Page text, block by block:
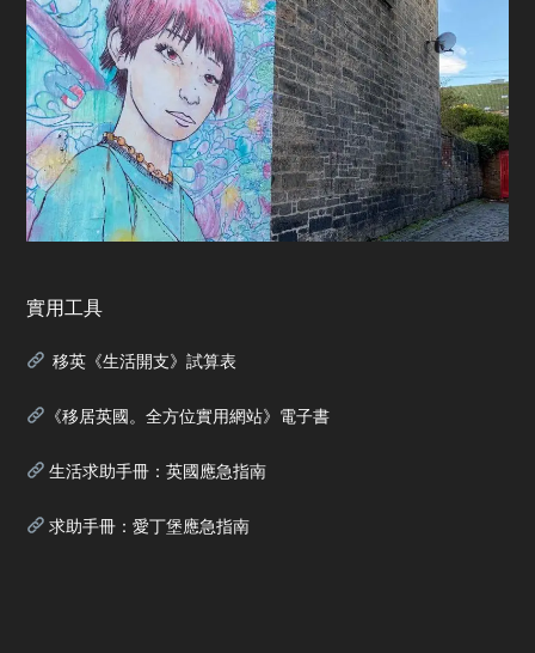
實用工具
移英《生活開支》試算表
《移居英國。全方位實用網站》電子書
生活求助手冊：英國應急指南
求助手冊：愛丁堡應急指南